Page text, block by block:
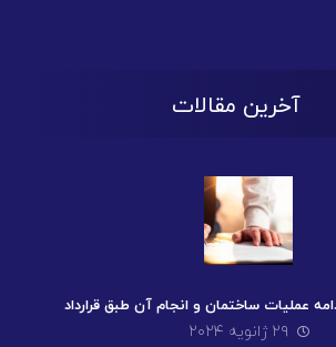
آخرین مقالات
عملیات ساختمان و انجام آن طبق قرارداد
۲۹ ژانویه ۲۰۲۴